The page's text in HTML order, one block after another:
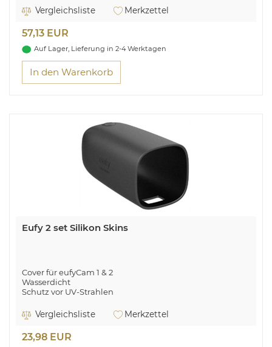
Vergleichsliste Merkzettel
57,13 EUR
Auf Lager, Lieferung in 2-4 Werktagen
In den Warenkorb
Eufy 2 set Silikon Skins
Cover für eufyCam 1 & 2
Wasserdicht
Schutz vor UV-Strahlen
Vergleichsliste Merkzettel
23,98 EUR